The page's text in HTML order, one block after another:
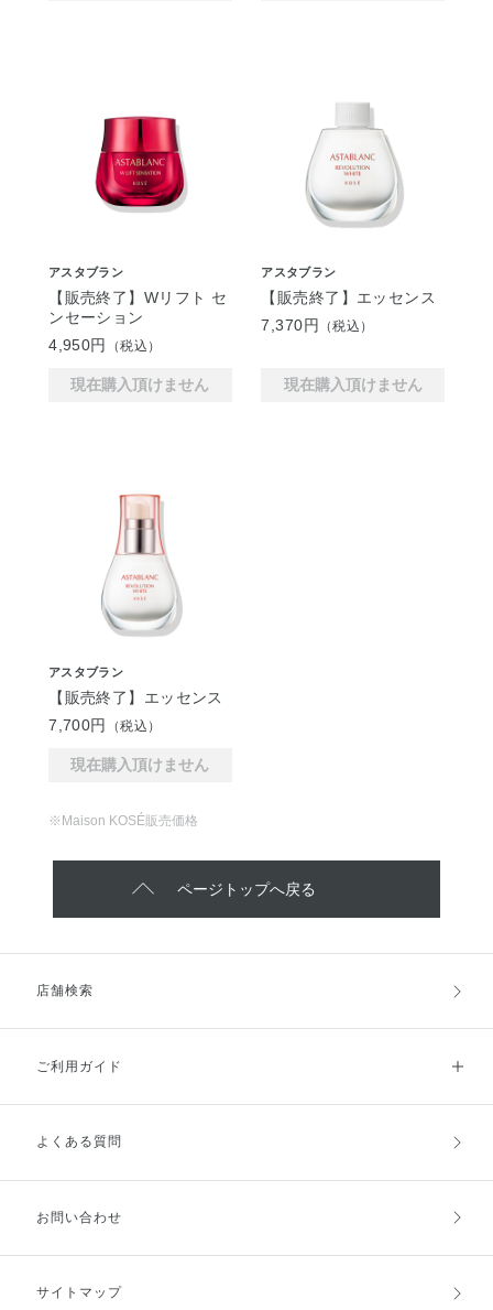
アスタブラン
【販売終了】Wリフト セ
ンセーション
4,950円
（税込）
現在購入頂けません
アスタブラン
【販売終了】エッセンス
7,370円
（税込）
現在購入頂けません
アスタブラン
【販売終了】エッセンス
7,700円
（税込）
現在購入頂けません
※Maison KOSÉ販売価格
ページトップへ戻る
店舗検索
ご利用ガイド
ご利用ガイドトップ
お支払方法
キャンセル・返品・交換
よくある質問
お問い合わせ
サイトマップ